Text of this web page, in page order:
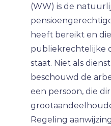
(WW) is de
heeft bereikt en
publiekrechtelijke
staat. Niet als
beschouwd de
een persoon, die
Regeling